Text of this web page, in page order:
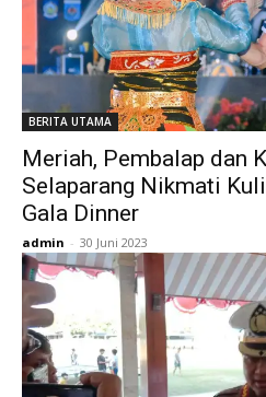
BERITA UTAMA
Meriah, Pembalap dan
Selaparang Nikmati
Gala Dinner
admin - 30 Juni 2023